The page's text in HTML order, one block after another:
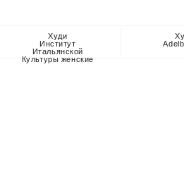
Худи
Институт
Итальянской
Культуры женские